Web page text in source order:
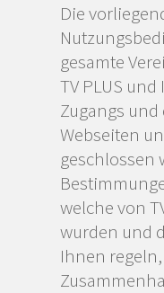
Die
gesamte
TV PLUS
Zugangs
Webseiten
geschlossen
welche von
wurden und
Ihnen